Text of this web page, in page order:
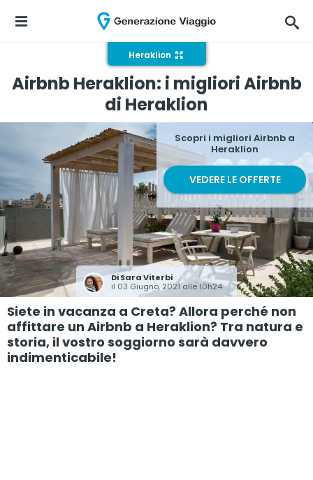
Heraklion
Airbnb Heraklion: i migliori Airbnb
di Heraklion
DiSara Viterbi
il 03 Giugno, 2021 alle 10h24
Scopri i migliori Airbnb a
Heraklion
VEDERE LE OFFERTE
Siete in vacanza a Creta? Allora perché non
affittare un Airbnb a Heraklion? Tra natura e
storia, il vostro soggiorno sarà davvero
indimenticabile!